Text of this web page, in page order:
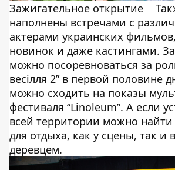
Зажигательное открытие
наполнены встречами с
актерами украинских
новинок и даже кастингами.
можно посоревноваться за
весілля 2” в первой половине
можно сходить на показы
фестиваля “Linoleum”. А если
всей территории можно найти
для отдыха, как у сцены, так и
деревцем.